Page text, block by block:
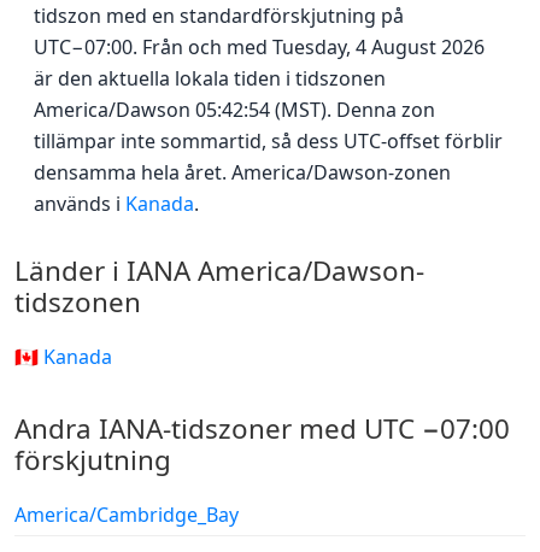
tidszon med en standardförskjutning på
UTC−07:00. Från och med Tuesday, 4 August 2026
är den aktuella lokala tiden i tidszonen
America/Dawson 05:42:54 (MST). Denna zon
tillämpar inte sommartid, så dess UTC-offset förblir
densamma hela året. America/Dawson-zonen
används i Kanada.
Länder i IANA America/Dawson-
tidszonen
🇨🇦 Kanada
Andra IANA-tidszoner med UTC −07:00
förskjutning
America/Cambridge_Bay